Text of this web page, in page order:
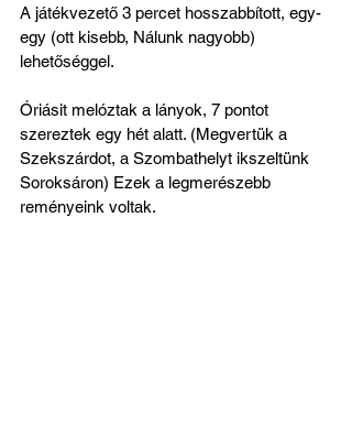
A játékvezető 3 percet hosszabbított, egy-
egy (ott kisebb, Nálunk nagyobb)
lehetőséggel.
Óriásit melóztak a lányok, 7 pontot
szereztek egy hét alatt. (Megvertük a
Szekszárdot, a Szombathelyt ikszeltünk
Soroksáron) Ezek a legmerészebb
reményeink voltak.